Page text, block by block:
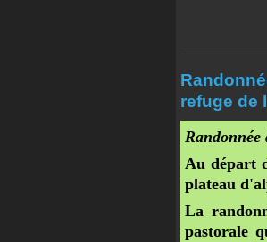
refuge de
Randonnée
Au départ
plateau
La
pastorale